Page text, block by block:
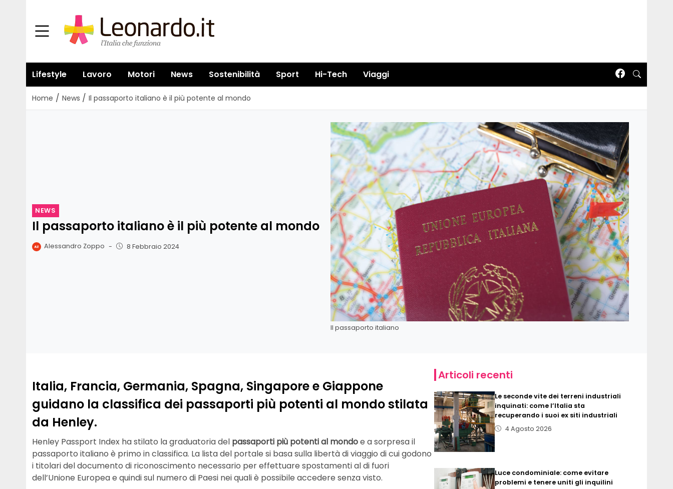
Lifestyle Lavoro Motori News Sostenibilità Sport Hi-Tech Viaggi
Home / News / Il passaporto italiano è il più potente al mondo
NEWS
Il passaporto italiano è il più potente al mondo
Alessandro Zoppo - 8 Febbraio 2024
Il passaporto italiano
Italia, Francia, Germania, Spagna, Singapore e Giappone
guidano la classifica dei passaporti più potenti al mondo stilata
da Henley.
Henley Passport Index ha stilato la graduatoria del passaporti più potenti al mondoe a sorpresa il
passaporto italiano è primo in classifica. La lista del portale si basa sulla libertà di viaggio di cui godono
i titolari del documento di riconoscimento necessario per effettuare spostamenti al di fuori
dell’Unione Europea e quindi sul numero di Paesi nei quali è possibile accedere senza visto.
Articoli recenti
Le seconde vite dei terreni industriali
inquinati: come l’Italia sta
recuperando i suoi ex siti industriali
4 Agosto 2026
Luce condominiale: come evitare
problemi e tenere uniti gli inquilini